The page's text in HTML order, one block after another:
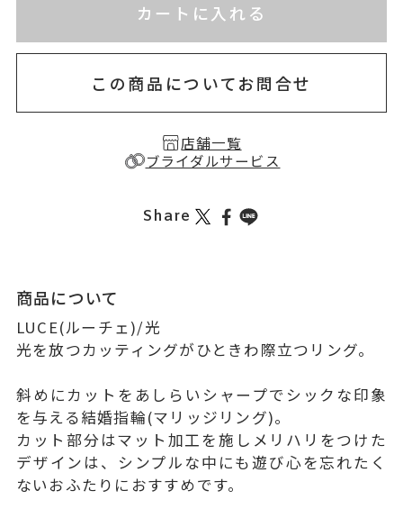
お届け目安：約2ヶ月半以内
カートに入れる
この商品についてお問合せ
店舗一覧
ブライダルサービス
Share
商品について
LUCE(ルーチェ)/光
光を放つカッティングがひときわ際立つリング。
斜めにカットをあしらいシャープでシックな印象
を与える結婚指輪(マリッジリング)。
カット部分はマット加工を施しメリハリをつけた
デザインは、シンプルな中にも遊び心を忘れたく
ないおふたりにおすすめです。